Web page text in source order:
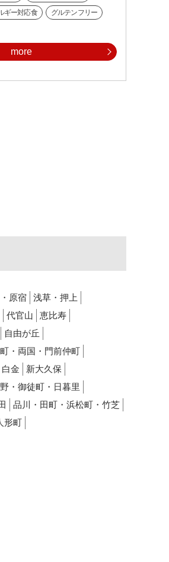
ギー対応食 グルテンフリー
more
原宿
浅草・押上
代官山
恵比寿
自由が丘
・両国・門前仲町
白金
新大久保
野・御徒町・日暮里
品川・田町・浜松町・竹芝
形町